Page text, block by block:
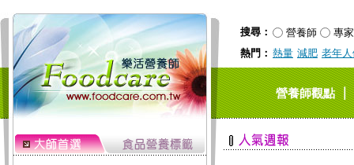
搜尋： 營養師
專家
熱門： 熱量 減肥 老年
營養師觀點｜